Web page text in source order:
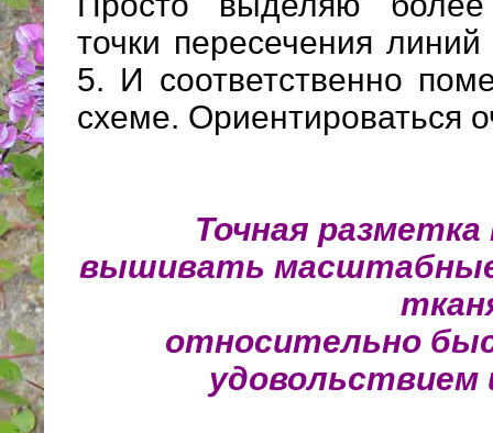
точки пересечения
5. И соответственно
схеме. Ориентироваться
Точная
вышивать
относительно
удовольствием